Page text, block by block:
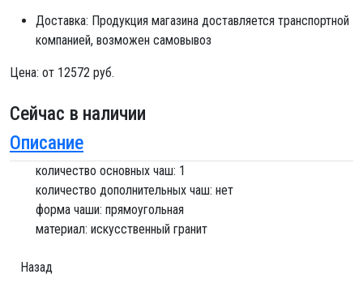
Доставка: Продукция магазина доставляется транспортной
компанией, возможен самовывоз
Цена: от 12572 руб.
Сейчас в наличии
Описание
количество основных чаш: 1
количество дополнительных чаш: нет
форма чаши: прямоугольная
материал: искусственный гранит